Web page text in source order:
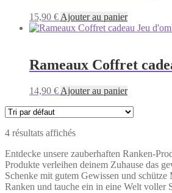
15,90 € Ajouter au panier
Rameaux Coffret
14,90 € Ajouter au panier
4 résultats affichés
Entdecke unsere zauberhaften Ranken-
Produkte verleihen deinem Zuhause das
Schenke mit gutem Gewissen und
Ranken und tauche ein in eine Welt voller